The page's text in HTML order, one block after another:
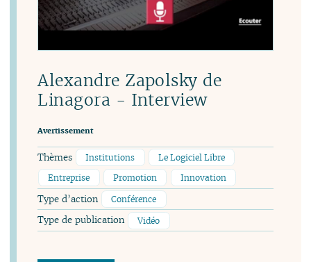
Alexandre Zapolsky de
Linagora - Interview
Avertissement
Thèmes Institutions
Le Logiciel Libre
Entreprise
Promotion Innovation
Type d’action Conférence
Type de publication Vidéo